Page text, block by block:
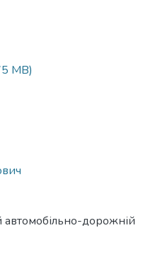
MB)
автомобільно-дорожній